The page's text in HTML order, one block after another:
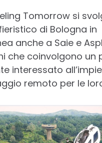
Tomorrow si
di Bologna in
anche a Saie e
che coinvolgono un
interessato
remoto per le